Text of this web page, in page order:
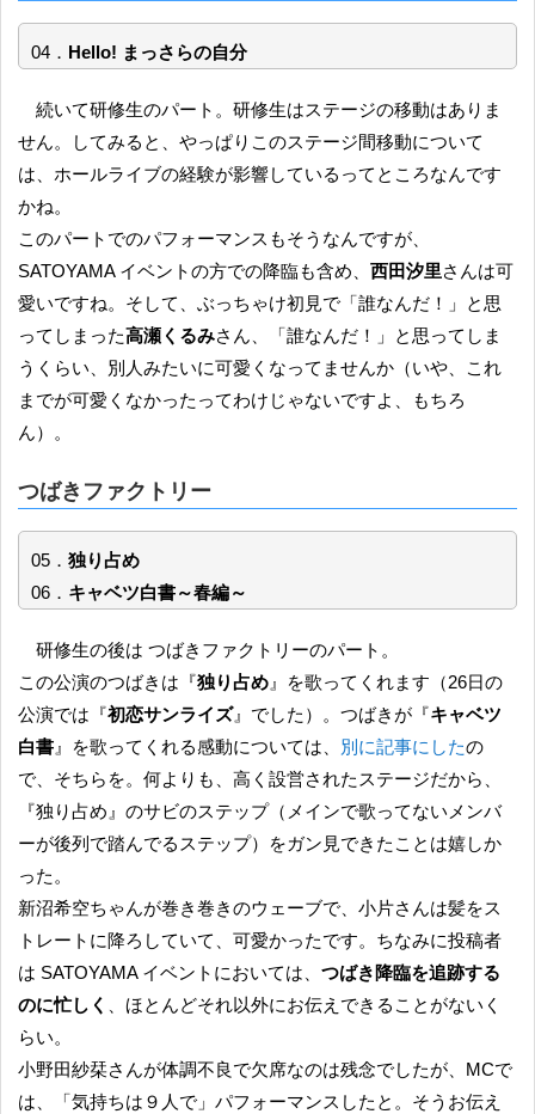
04． Hello! まっさらの自分
続いて研修生のパート。研修生はステージの移動はありま
せん。してみると、やっぱりこのステージ間移動について
は、ホールライブの経験が影響しているってところなんです
かね。
このパートでのパフォーマンスもそうなんですが、
SATOYAMA イベントの方での降臨も含め、 西田汐里さんは可
愛いですね。そして、ぶっちゃけ初見で「誰なんだ！」と思
ってしまった高瀬くるみさん、「誰なんだ！」と思ってしま
うくらい、別人みたいに可愛くなってませんか（いや、これ
までが可愛くなかったってわけじゃないですよ、もちろ
ん）。
つばきファクトリー
05． 独り占め
06． キャベツ白書～春編～
研修生の後は つばきファクトリーのパート。
この公演のつばきは『独り占め 』を歌ってくれます（26日の
公演では『初恋サンライズ』でした）。つばきが『キャベツ
白書 』を歌ってくれる感動については、 別に記事にしたの
で、そちらを。何よりも、高く設営されたステージだから、
『独り占め』のサビのステップ（メインで歌ってないメンバ
ーが後列で踏んでるステップ）をガン見できたことは嬉しか
った。
新沼希空ちゃんが巻き巻きのウェーブで、小片さんは髪をス
トレートに降ろしていて、可愛かったです。ちなみに投稿者
は SATOYAMA イベントにおいては、 つばき降臨を追跡する
のに忙しく
、ほとんどそれ以外にお伝えできることがないく
らい。
小野田紗栞さんが体調不良で欠席なのは残念でしたが、MCで
は、「気持ちは９人で」パフォーマンスしたと。そうお伝え